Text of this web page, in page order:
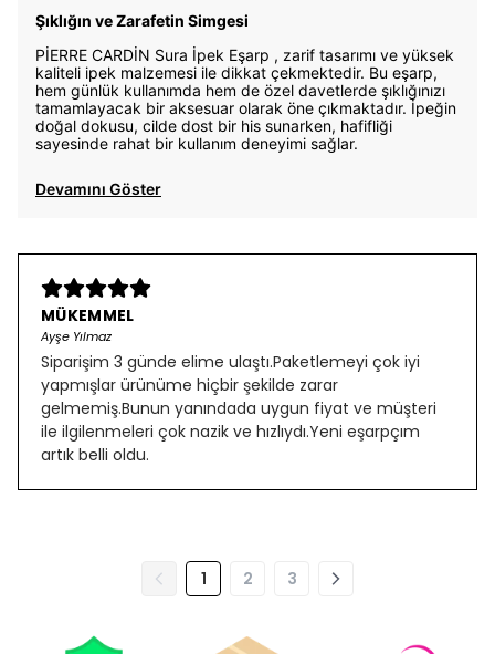
Şıklığın ve Zarafetin Simgesi
PİERRE CARDİN Sura İpek Eşarp , zarif tasarımı ve yüksek
kaliteli ipek malzemesi ile dikkat çekmektedir. Bu eşarp,
hem günlük kullanımda hem de özel davetlerde şıklığınızı
tamamlayacak bir aksesuar olarak öne çıkmaktadır. İpeğin
doğal dokusu, cilde dost bir his sunarken, hafifliği
sayesinde rahat bir kullanım deneyimi sağlar.
Devamını Göster
MÜKEMMEL
Ayşe Yılmaz
Siparişim 3 günde elime ulaştı.Paketlemeyi çok iyi
yapmışlar ürünüme hiçbir şekilde zarar
gelmemiş.Bunun yanındada uygun fiyat ve müşteri
ile ilgilenmeleri çok nazik ve hızlıydı.Yeni eşarpçım
artık belli oldu.
1 2 3